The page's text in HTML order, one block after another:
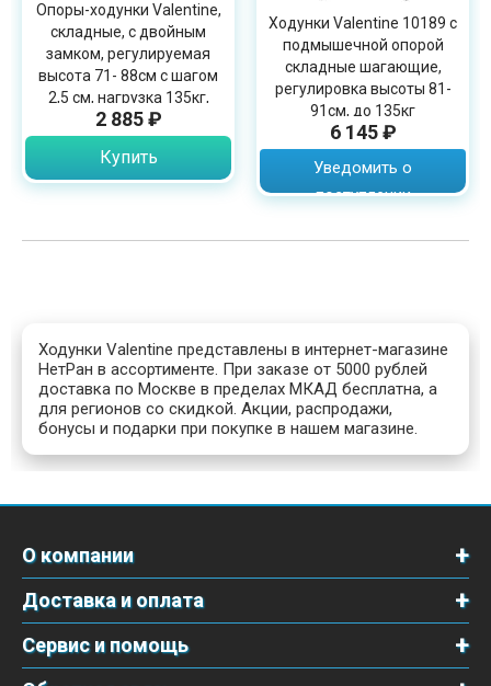
Опоры-ходунки Valentine,
складные, с двойным
замком, регулируемая
высота 71- 88см с шагом
2,5 см, нагрузка 135кг,
10184
2 885 ₽
Купить
Ходунки Valentine 10189 с
подмышечной опорой
складные шагающие,
регулировка высоты 81-
91см, до 135кг
6 145 ₽
Уведомить о
поступлении
Ходунки Valentine представлены в интернет-магазине
НетРан в ассортименте. При заказе от 5000 рублей
доставка по Москве в пределах МКАД бесплатна, а
для регионов со скидкой. Акции, распродажи,
бонусы и подарки при покупке в нашем магазине.
О компании
Доставка и оплата
Сервис и помощь